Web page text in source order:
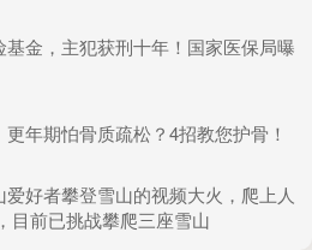
金，主犯获刑十年！国家医保局曝
年期怕骨质疏松？4招教您护骨！
好者攀登雪山的视频大火，爬上人
目前已挑战攀爬三座雪山